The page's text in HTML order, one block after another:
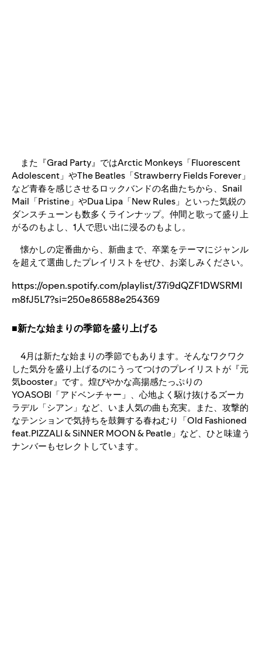
また『Grad Party』ではArctic Monkeys「Fluorescent
Adolescent」やThe Beatles「Strawberry Fields Forever」
など青春を感じさせるロックバンドの名曲たちから、Snail
Mail「Pristine」やDua Lipa「New Rules」といった気鋭の
ダンスチューンも数多くラインナップ。仲間と歌って盛り上
がるのもよし、1人で思い出に浸るのもよし。
懐かしの定番曲から、新曲まで、卒業をテーマにジャンル
を超えて選曲したプレイリストをぜひ、お楽しみください。
https://open.spotify.com/playlist/37i9dQZF1DWSRMI
m8fJ5L7?si=250e86588e254369
■新たな始まりの季節を盛り上げる
4月は新たな始まりの季節でもあります。そんなワクワク
した気分を盛り上げるのにうってつけのプレイリストが『元
気booster』です。煌びやかな高揚感たっぷりの
YOASOBI「アドベンチャー」、心地よく駆け抜けるズーカ
ラデル「シアン」など、いま人気の曲も充実。また、攻撃的
なテンションで気持ちを鼓舞する春ねむり「Old Fashioned
feat.PIZZALI & SiNNER MOON & Peatle」など、ひと味違う
ナンバーもセレクトしています。